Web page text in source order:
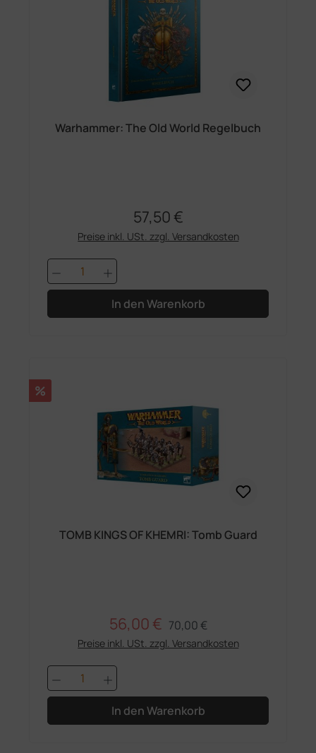
Warhammer: The Old World Regelbuch
Regulärer Preis:
57,50 €
Preise inkl. USt. zzgl. Versandkosten
Produkt Anzahl: Gib den
In den Warenkorb
Rabatt
%
TOMB KINGS OF KHEMRI: Tomb Guard
Verkaufspreis:
56,00 € Regulärer Preis:
70,00 €
Preise inkl. USt. zzgl. Versandkosten
Produkt Anzahl: Gib den
In den Warenkorb